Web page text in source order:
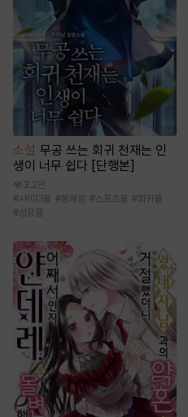
소설 무공 쓰는 회귀 천재는 인
생이 너무 쉽다 [단행본]
3.2만
#사이다물 #통쾌함 #스포츠물 #회귀물
#성장물